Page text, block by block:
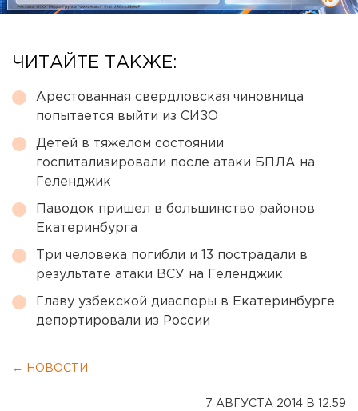
ЧИТАЙТЕ ТАКЖЕ:
Арестованная свердловская чиновница
попытается выйти из СИЗО
Детей в тяжелом состоянии
госпитализировали после атаки БПЛА на
Геленджик
Паводок пришел в большинство районов
Екатеринбурга
Три человека погибли и 13 пострадали в
результате атаки ВСУ на Геленджик
Главу узбекской диаспоры в Екатеринбурге
депортировали из России
← НОВОСТИ
7 АВГУСТА 2014 В 12:59